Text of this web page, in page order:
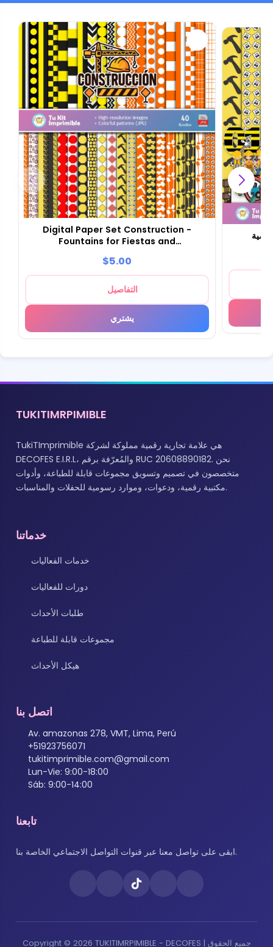
Digital Paper Set Construction -
Fountains for Fiestas and
$5.00
التفاصيل
يشتري
TUKITIMRPIMIBLE
TukiTImprimible هي علامة تجارية رقمية مملوكة لشركة
DECOFES E.I.R.L، والمُعرّفة برقم RUC 20608890182. نحن
متخصصون في تصميم وتسويق مجموعات قابلة للطباعة، وأدوات
مكتبية رقمية، ودعوات، وموارد رسومية للحفلات والمناسبات.
خدماتنا
خدمات الفعاليات
دورات للفعاليات
طلبات الأحداث
مجموعات قابلة للطباعة
هيكل الأحداث
اتصل بنا
Av. amazonas 278, VMT, Lima, Perú
+51923756071
tukitimprimible.com@gmail.com
Lun-Vie: 9:00-18:00
Sáb: 9:00-14:00
تابعنا
ابقى على تواصل معنا عبر قنوات التواصل الاجتماعي الخاصة بنا.
Copyright © 2026 TUKITIMRPIMIBLE - DECOFES | جميع الحقوق